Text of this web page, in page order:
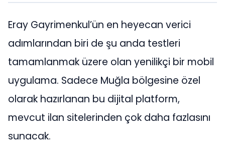
Eray Gayrimenkul’ün en heyecan verici
adımlarından biri de şu anda testleri
tamamlanmak üzere olan yenilikçi bir mobil
uygulama. Sadece Muğla bölgesine özel
olarak hazırlanan bu dijital platform,
mevcut ilan sitelerinden çok daha fazlasını
sunacak.